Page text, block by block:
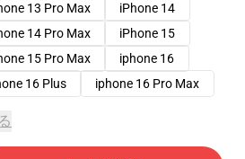
13 Pro Max
iPhone 14
14 Pro Max
iPhone 15
15 Pro Max
iphone 16
16 Plus iphone 16 Pro Max